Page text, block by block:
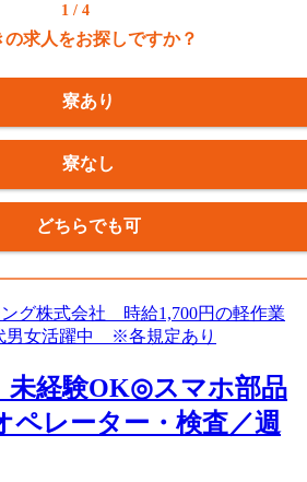
1 / 4
の求人をお探しですか？
寮あり
寮なし
どちらでも可
未経験OK◎スマホ部品
ペレーター・検査／週